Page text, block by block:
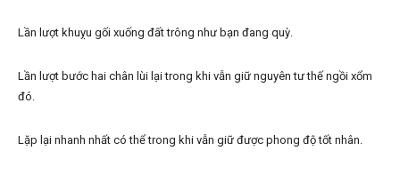
Lần lượt khuỵu gối xuống đất trông như bạn đang quỳ.
Lần lượt bước hai chân lùi lại trong khi vẫn giữ nguyên tư thế ngồi xổm
đó.
Lặp lại nhanh nhất có thể trong khi vẫn giữ được phong độ tốt nhân.